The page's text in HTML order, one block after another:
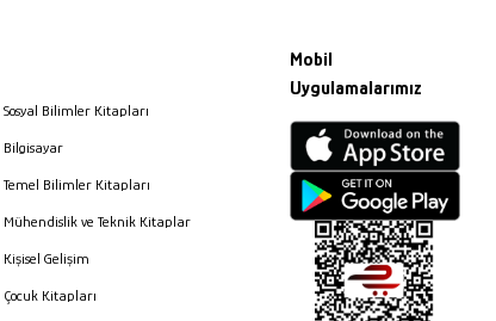
Sosyal Bilimler Kitapları
Bilgisayar
Temel Bilimler Kitapları
Mühendislik ve Teknik Kitaplar
Kişisel Gelişim
Çocuk Kitapları
Mobil
Uygulamalarımız